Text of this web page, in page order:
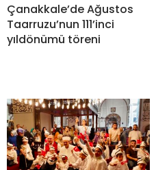
Çanakkale’de Ağustos
Taarruzu’nun 111’inci
yıldönümü töreni